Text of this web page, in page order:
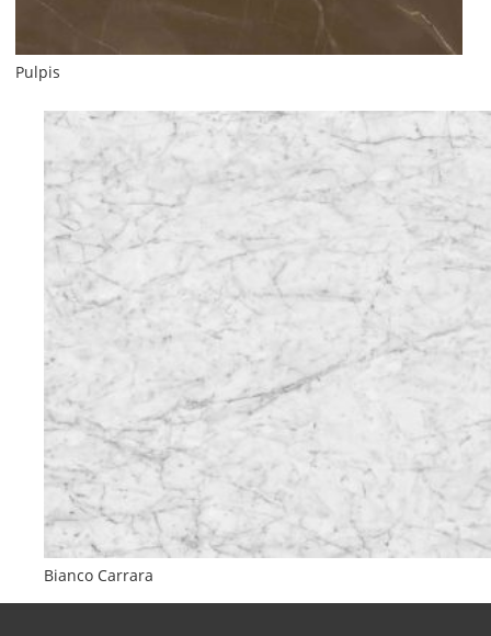
Pulpis
Bianco Carrara